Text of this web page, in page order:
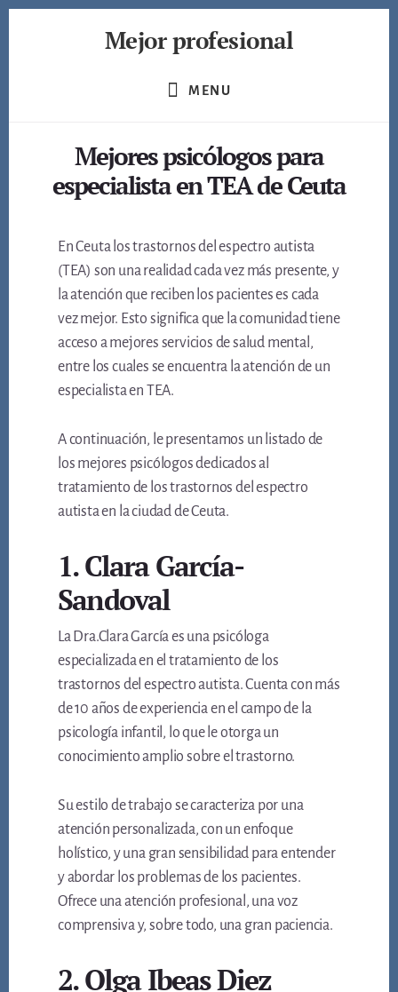
Mejor profesional
profesionales
muchos
MENU
Mejores psicólogos para
especialista en TEA de Ceuta
En Ceuta los trastornos del espectro autista
(TEA) son una realidad cada vez más presente, y
la atención que reciben los pacientes es cada
vez mejor. Esto significa que la comunidad tiene
acceso a mejores servicios de salud mental,
entre los cuales se encuentra la atención de un
especialista en TEA.
A continuación, le presentamos un listado de
los mejores psicólogos dedicados al
tratamiento de los trastornos del espectro
autista en la ciudad de Ceuta.
1. Clara García-
Sandoval
La Dra.Clara García es una psicóloga
especializada en el tratamiento de los
trastornos del espectro autista. Cuenta con más
de 10 años de experiencia en el campo de la
psicología infantil, lo que le otorga un
conocimiento amplio sobre el trastorno.
Su estilo de trabajo se caracteriza por una
atención personalizada, con un enfoque
holístico, y una gran sensibilidad para entender
y abordar los problemas de los pacientes.
Ofrece una atención profesional, una voz
comprensiva y, sobre todo, una gran paciencia.
2. Olga Ibeas Diez